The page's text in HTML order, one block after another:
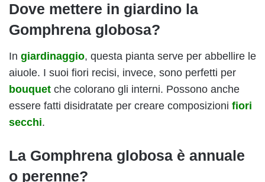
Dove mettere in giardino la
Gomphrena globosa?
In giardinaggio, questa pianta serve per abbellire le
aiuole. I suoi fiori recisi, invece, sono perfetti per
bouquet che colorano gli interni. Possono anche
essere fatti disidratate per creare composizioni fiori
secchi.
La Gomphrena globosa è annuale
o perenne?